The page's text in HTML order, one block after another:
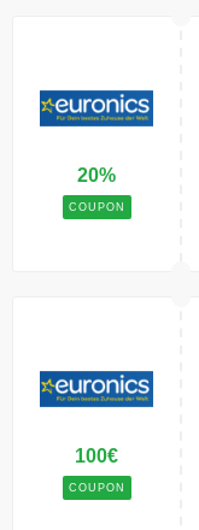
20%
COUPON
100€
COUPON